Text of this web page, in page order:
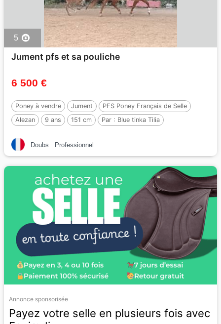
5
Jument pfs et sa pouliche
6 500 €
Poney à vendre Jument
PFS Poney Français de Selle
Alezan
9 ans 151 cm Par : Blue tinka Tilia
Doubs Professionnel
Annonce sponsorisée
Payez votre selle en plusieurs fois avec